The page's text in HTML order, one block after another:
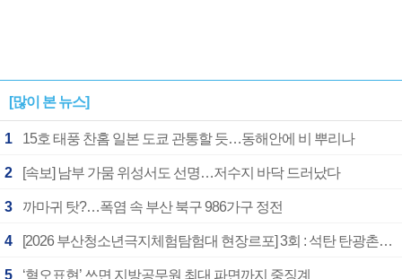
[많이 본 뉴스]
1 15호 태풍 찬홈 일본 도쿄 관통할 듯…동해안에 비 뿌리나
2 [속보] 남부 가뭄 위성서도 선명…저수지 바닥 드러났다
3 까마귀 탓?…폭염 속 부산 북구 986가구 정전
4 [2026 부산청소년극지체험탐험대 현장르포] 3회 : 석탄 탄광촌에서 북극 연구의 중심지로
5 ‘혐오표현’ 쓰면 지방공무원 최대 파면까지 중징계